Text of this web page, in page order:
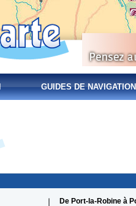
GUIDES DE NAVIGATION
De Port-la-Robine à